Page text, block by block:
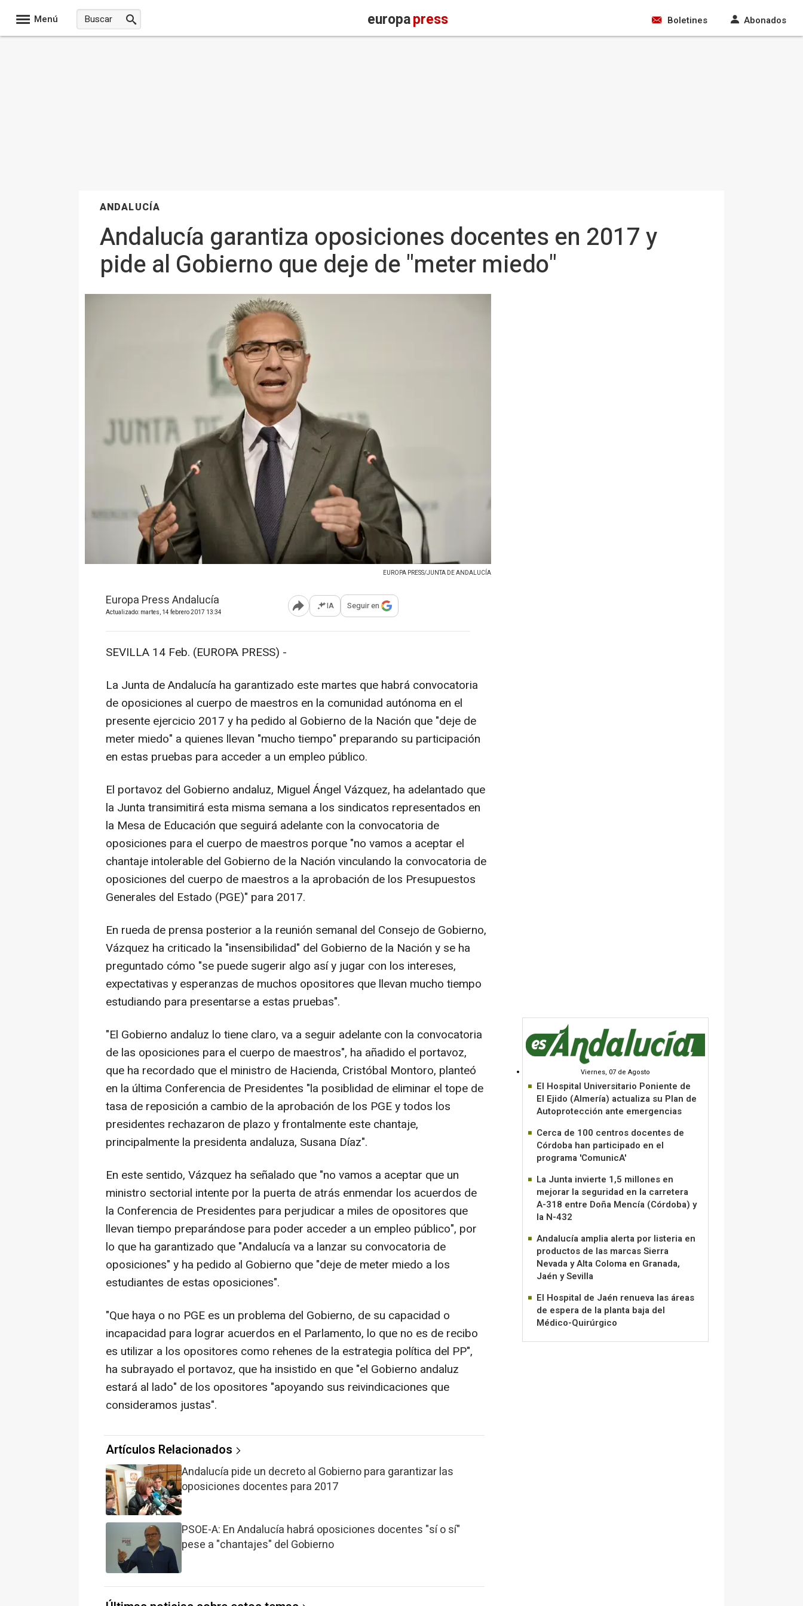
Menú europapress Boletines Abonados
ANDALUCÍA
Andalucía garantiza oposiciones docentes en 2017 y
pide al Gobierno que deje de "meter miedo"
EUROPA PRESS/JUNTA DE ANDALUCÍA
Europa Press Andalucía
Actualizado: martes, 14 febrero 2017 13:34 Abrir opciones para compartir
IA Seguir en
SEVILLA 14 Feb. (EUROPA PRESS) -
La Junta de Andalucía ha garantizado este martes que habrá convocatoria
de oposiciones al cuerpo de maestros en la comunidad autónoma en el
presente ejercicio 2017 y ha pedido al Gobierno de la Nación que "deje de
meter miedo" a quienes llevan "mucho tiempo" preparando su participación
en estas pruebas para acceder a un empleo público.
El portavoz del Gobierno andaluz, Miguel Ángel Vázquez, ha adelantado que
la Junta transimitirá esta misma semana a los sindicatos representados en
la Mesa de Educación que seguirá adelante con la convocatoria de
oposiciones para el cuerpo de maestros porque "no vamos a aceptar el
chantaje intolerable del Gobierno de la Nación vinculando la convocatoria de
oposiciones del cuerpo de maestros a la aprobación de los Presupuestos
Generales del Estado (PGE)" para 2017.
En rueda de prensa posterior a la reunión semanal del Consejo de Gobierno,
Vázquez ha criticado la "insensibilidad" del Gobierno de la Nación y se ha
preguntado cómo "se puede sugerir algo así y jugar con los intereses,
expectativas y esperanzas de muchos opositores que llevan mucho tiempo
estudiando para presentarse a estas pruebas".
"El Gobierno andaluz lo tiene claro, va a seguir adelante con la convocatoria
de las oposiciones para el cuerpo de maestros", ha añadido el portavoz,
que ha recordado que el ministro de Hacienda, Cristóbal Montoro, planteó
en la última Conferencia de Presidentes "la posiblidad de eliminar el tope de
tasa de reposición a cambio de la aprobación de los PGE y todos los
presidentes rechazaron de plazo y frontalmente este chantaje,
principalmente la presidenta andaluza, Susana Díaz".
En este sentido, Vázquez ha señalado que "no vamos a aceptar que un
ministro sectorial intente por la puerta de atrás enmendar los acuerdos de
la Conferencia de Presidentes para perjudicar a miles de opositores que
llevan tiempo preparándose para poder acceder a un empleo público", por
lo que ha garantizado que "Andalucía va a lanzar su convocatoria de
oposiciones" y ha pedido al Gobierno que "deje de meter miedo a los
estudiantes de estas oposiciones".
"Que haya o no PGE es un problema del Gobierno, de su capacidad o
incapacidad para lograr acuerdos en el Parlamento, lo que no es de recibo
es utilizar a los opositores como rehenes de la estrategia política del PP",
ha subrayado el portavoz, que ha insistido en que "el Gobierno andaluz
estará al lado" de los opositores "apoyando sus reivindicaciones que
consideramos justas".
Artículos Relacionados
Andalucía pide un decreto al Gobierno para garantizar las
oposiciones docentes para 2017
PSOE-A: En Andalucía habrá oposiciones docentes "sí o sí"
pese a "chantajes" del Gobierno
Viernes, 07 de Agosto
El Hospital Universitario Poniente de
El Ejido (Almería) actualiza su Plan de
Autoprotección ante emergencias
Cerca de 100 centros docentes de
Córdoba han participado en el
programa 'ComunicA'
La Junta invierte 1,5 millones en
mejorar la seguridad en la carretera
A-318 entre Doña Mencía (Córdoba) y
la N-432
Andalucía amplia alerta por listeria en
productos de las marcas Sierra
Nevada y Alta Coloma en Granada,
Jaén y Sevilla
El Hospital de Jaén renueva las áreas
de espera de la planta baja del
Médico-Quirúrgico